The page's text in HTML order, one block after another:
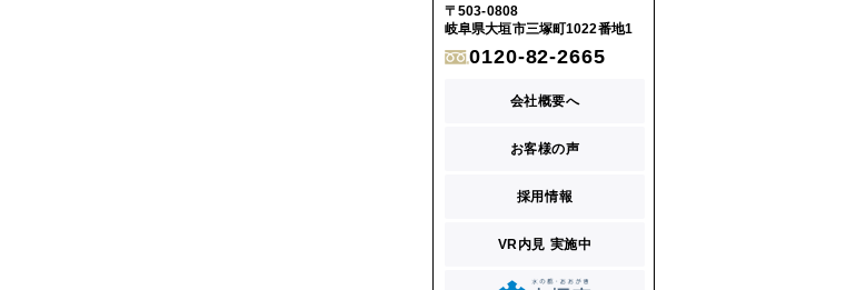
〒503-0808
岐阜県大垣市三塚町1022番地1
0120-82-2665
会社概要へ
お客様の声
採用情報
VR内見 実施中